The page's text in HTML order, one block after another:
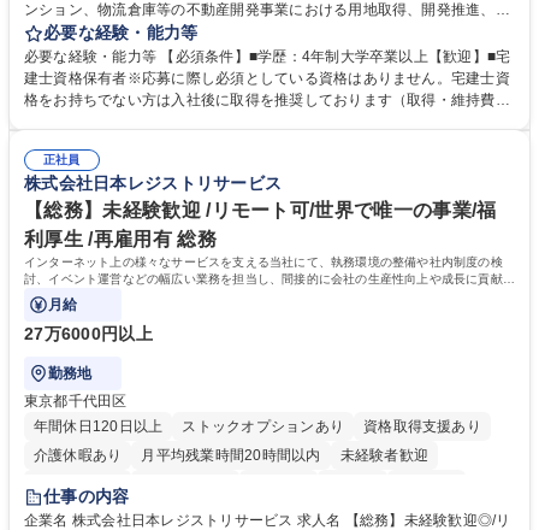
ンション、物流倉庫等の不動産開発事業における用地取得、開発推進、賃
貸運営、売却、仲介・活用提案等を行う営業部門において事務業務を担当
いただきます。 【詳細】・契約書管理、契約書製本、捺印対応、ファイリ
ング、登記簿取得、調書取得・支払業務（各種費用支払、支払管理、請
求・支払データ登録、取引先マスター申請対応）・予算作成及び予実管
の他に担当頂く業務が発生する場合があります。 募集職種 【営業事務】
業務職/三井物産グループ/平均残業時間10H/完全週休2日
必要な経験・能力等
必要な経験・能力等 【必須条件】■学歴：4年制大学卒業以上【歓迎】■宅
建士資格保有者※応募に際し必須としている資格はありません。宅建士資
格をお持ちでない方は入社後に取得を推奨しております（取得・維持費用
ション力がある方。 ・チャレンジを厭わず、粘り強く業務に取り組める
方。多様な関係者と謙虚に信頼関係を構築でき、期限を意識したスケジュ
ール管理が出来る方。※将来的に他部署（営業部門、コーポレート部門）
へのジョブローテーションの可能性があります。 学歴・資格 学歴：大学
院 大学 語学力： 資格：宅地建物取引士
正社員
株式会社日本レジストリサービス
【総務】未経験歓迎 /リモート可/世界で唯一の事業/福
利厚生 /再雇用有 総務
インターネット上の様々なサービスを支える当社にて、執務環境の整備や社内制度の検
討、イベント運営などの幅広い業務を担当し、間接的に会社の生産性向上や成長に貢献し
ている部署です。
月給
27万6000円以上
勤務地
東京都千代田区
年間休日120日以上
ストックオプションあり
資格取得支援あり
介護休暇あり
月平均残業時間20時間以内
未経験者歓迎
住宅手当あり
完全週休2日制
交通費支給 駅近5分以内 土日祝休み 服装自由
仕事の内容
企業名 株式会社日本レジストリサービス 求人名 【総務】未経験歓迎◎/リ